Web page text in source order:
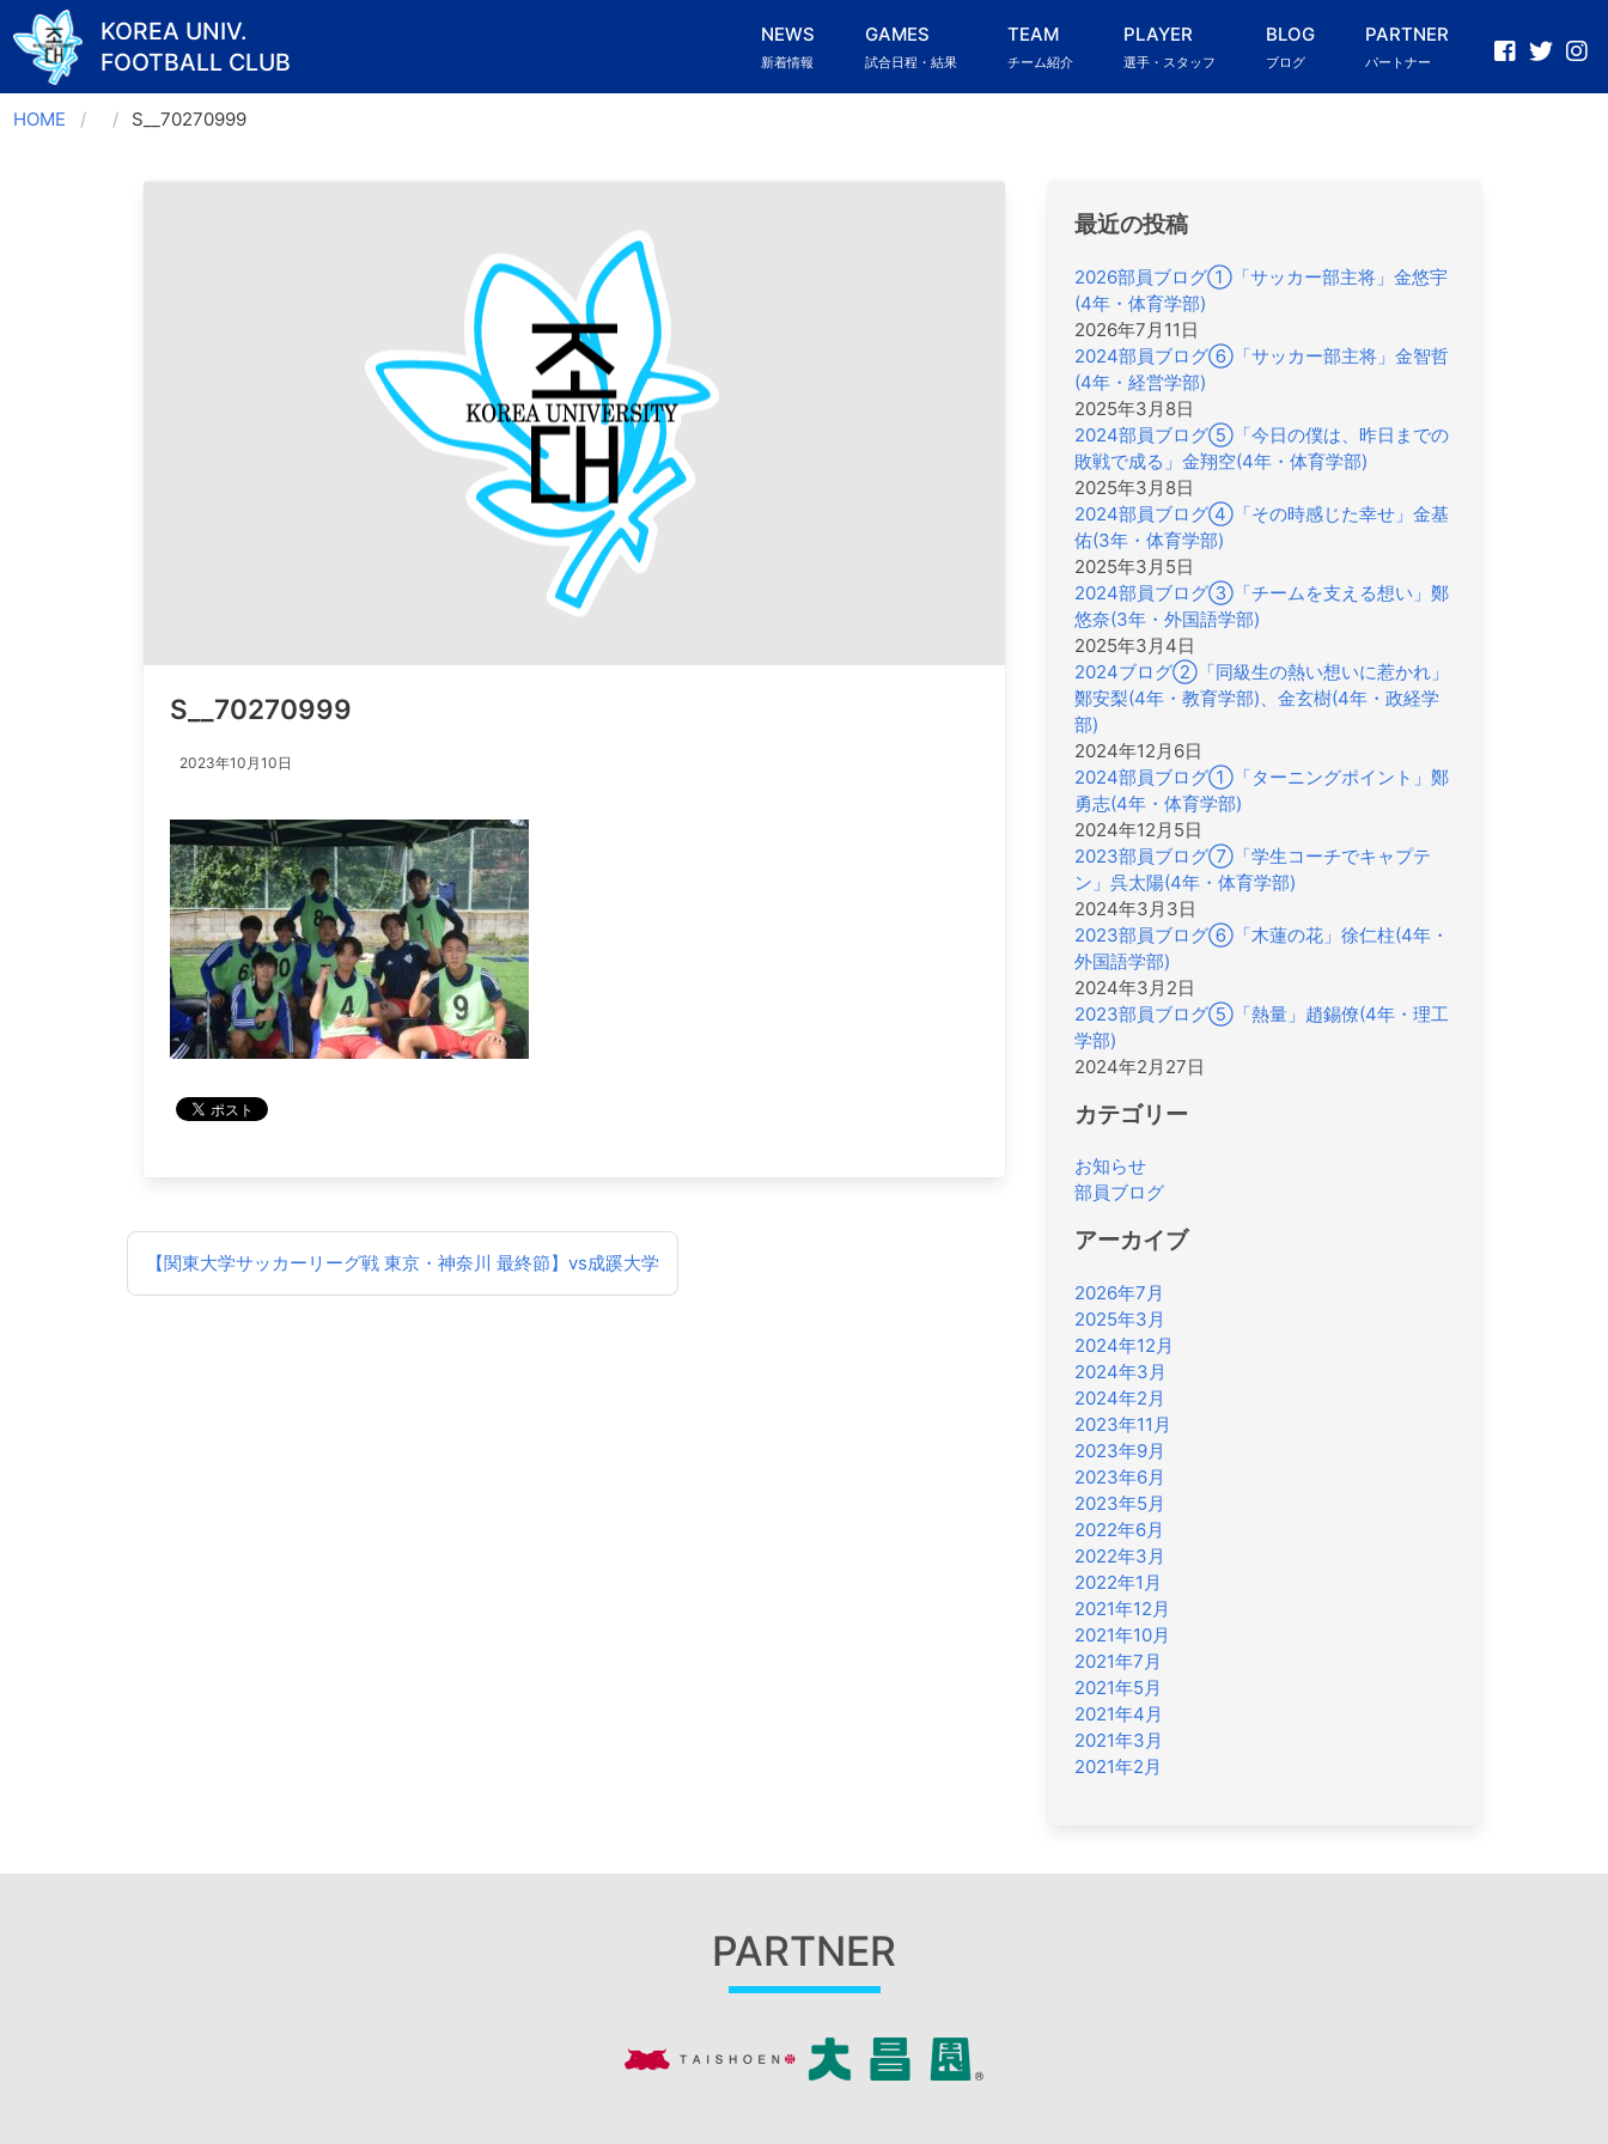
to
KOREA UNIV.
FOOTBALL CLUB
NEWS
新着情報
GAMES
試合日程・結果
TEAM
チーム紹介
PLAYER
選手・スタッフ
BLOG
ブログ
PARTNER
パートナー
HOME S__70270999
S__70270999
2023年10月10日
投
ナ
【関東大学サッカーリーグ戦 東京・神奈川 最終節】vs成蹊大学
最近の投稿
2026部員ブログ①「サッカー部主将」金悠宇
(4年・体育学部)
2026年7月11日
2024部員ブログ⑥「サッカー部主将」金智哲
(4年・経営学部)
2025年3月8日
2024部員ブログ⑤「今日の僕は、昨日までの
敗戦で成る」金翔空(4年・体育学部)
2025年3月8日
2024部員ブログ④「その時感じた幸せ」金基
佑(3年・体育学部)
2025年3月5日
2024部員ブログ③「チームを支える想い」鄭
悠奈(3年・外国語学部)
2025年3月4日
2024ブログ②「同級生の熱い想いに惹かれ」
鄭安梨(4年・教育学部)、金玄樹(4年・政経学
部)
2024年12月6日
2024部員ブログ①「ターニングポイント」鄭
勇志(4年・体育学部)
2024年12月5日
2023部員ブログ⑦「学生コーチでキャプテ
ン」呉太陽(4年・体育学部)
2024年3月3日
2023部員ブログ⑥「木蓮の花」徐仁柱(4年・
外国語学部)
2024年3月2日
2023部員ブログ⑤「熱量」趙錫僚(4年・理工
学部)
2024年2月27日
カテゴリー
お知らせ
部員ブログ
アーカイブ
2026年7月
2025年3月
2024年12月
2024年3月
2024年2月
2023年11月
2023年9月
2023年6月
2023年5月
2022年6月
2022年3月
2022年1月
2021年12月
2021年10月
2021年7月
2021年5月
2021年4月
2021年3月
2021年2月
PARTNER